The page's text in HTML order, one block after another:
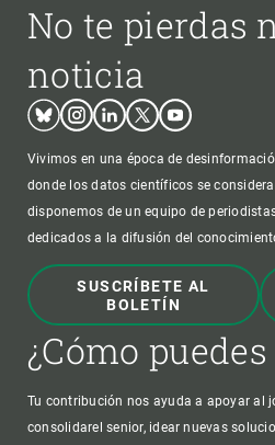
No te pierdas
noticia
BlueskyInstagram
LinkedinTwitterYoutube
Vivimos en una época de
donde los datos científicos se
disponemos de un equipo de
dedicados a la difusión del
SUSCRÍBETE AL
BOLETÍN
¿Cómo
Tu contribución nos ayuda a apoyar al
consolidarel senior, idear nuevas